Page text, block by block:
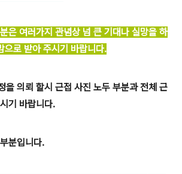
은 여러가지 관념상 넘 큰 기대나 실망을 하
으로 받아 주시기 바랍니다.
을 의뢰 할시 근접 사진 노두 부분과 전체 근
기 바랍니다.
분입니다.